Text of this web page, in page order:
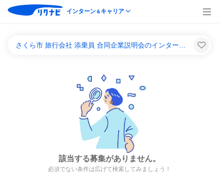
インターン＆キャリア
該当する募集がありません。
必須でない条件は広げて検索してみましょう！